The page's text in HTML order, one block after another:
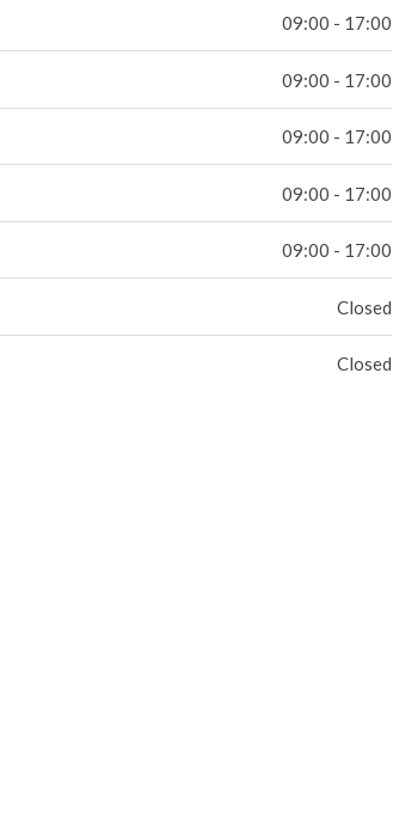
09:00 - 17:00
09:00 - 17:00
09:00 - 17:00
09:00 - 17:00
09:00 - 17:00
Closed
Closed